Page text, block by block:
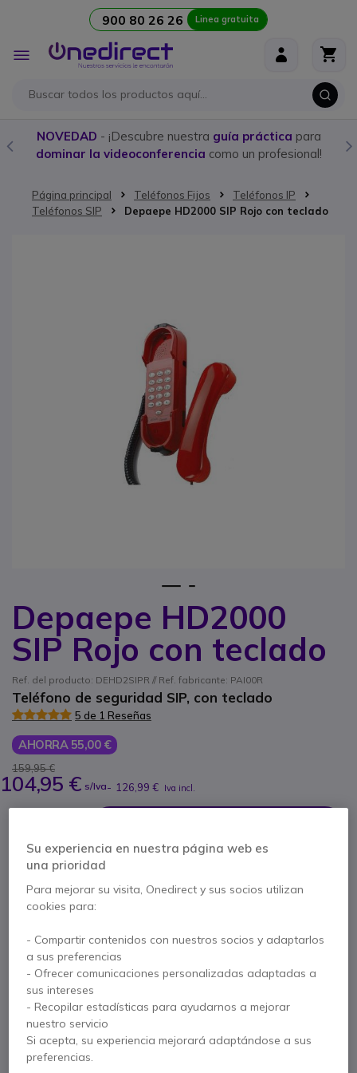
900 80 26 26 Linea gratuita
Toggle
Nav
NOVEDAD - ¡Descubre nuestra guía práctica para
dominar la videoconferencia como un profesional!
Página principal Teléfonos Fijos
Teléfonos IP
Teléfonos SIP
Depaepe HD2000 SIP Rojo con teclado
Depaepe HD2000
SIP Rojo con teclado
Ref. del producto: DEHD2SIPR // Ref. fabricante: PAI00R
Teléfono de seguridad SIP, con teclado
5 de 1 Reseñas
AHORRA 55,00 €
159,95 €
104,95 € s/Iva- 126,99 € Iva incl.
PRESUPUESTO EN 4 H
No está disponible
Entrega: 5-7 días
1 año de garantía
Paga en 3 pagos de42,33 € Mostrar más
Saltar al comienzo de la galería de imágenes
Su experiencia en nuestra página web es
una prioridad
Para mejorar su visita, Onedirect y sus socios utilizan
cookies para:
- Compartir contenidos con nuestros socios y adaptarlos
a sus preferencias
- Ofrecer comunicaciones personalizadas adaptadas a
sus intereses
- Recopilar estadísticas para ayudarnos a mejorar
nuestro servicio
Si acepta, su experiencia mejorará adaptándose a sus
preferencias.